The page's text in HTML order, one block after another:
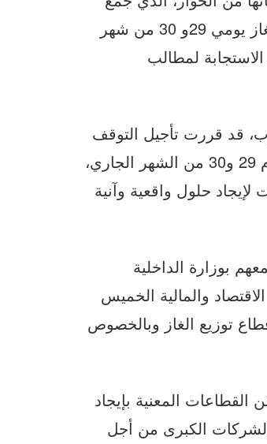
الجمعية بالحكومة، مجددة تمسكها بالتوقف عن توزيع قنينات الغاز يومي 29و 30 من شهر
لمطالب
قد قررت تأجيل التوقف
عن التوزيع إلى تاريخ لاحق ووقف الإضراب الذي كان مقررا أيام 29 و30 من الشهر الجاري،
حلول واقعية وآنية
بوزارة الداخلية
والمالية الخميس
توزيع الغاز وبالخصوص
المعنية بإيجاد
الكبرى من أجل